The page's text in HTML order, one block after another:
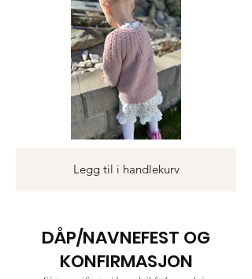
Legg til i handlekurv
DÅP/NAVNEFEST OG
KONFIRMASJON